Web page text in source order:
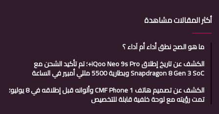
أكثر المقالات مشاهدة
ما هو الصح نطق أداء أم آداء ؟
الكشف عن تاريخ إطلاق iQoo Neo 9s Pro+؛ تم تأكيد الشحن مع
Snapdragon 8 Gen 3 SoC وبطارية 5500 مللي أمبير في الساعة
الكشف عن تصميم هاتف CMF Phone 1 وألوانه قبل إطلاقه في 8 يوليو؛
تمت رؤيته مع لوحة خلفية قابلة للتخصيص